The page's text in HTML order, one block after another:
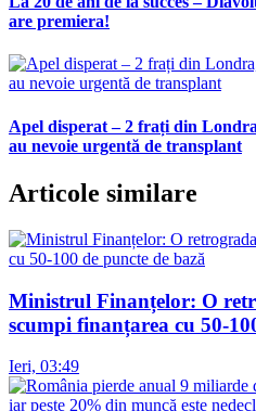
are premiera!
Apel disperat – 2 frați din
au nevoie urgentă de transplant
Articole similare
Ministrul Finanțelor: O
scumpi finanțarea cu 50-
Ieri, 03:49